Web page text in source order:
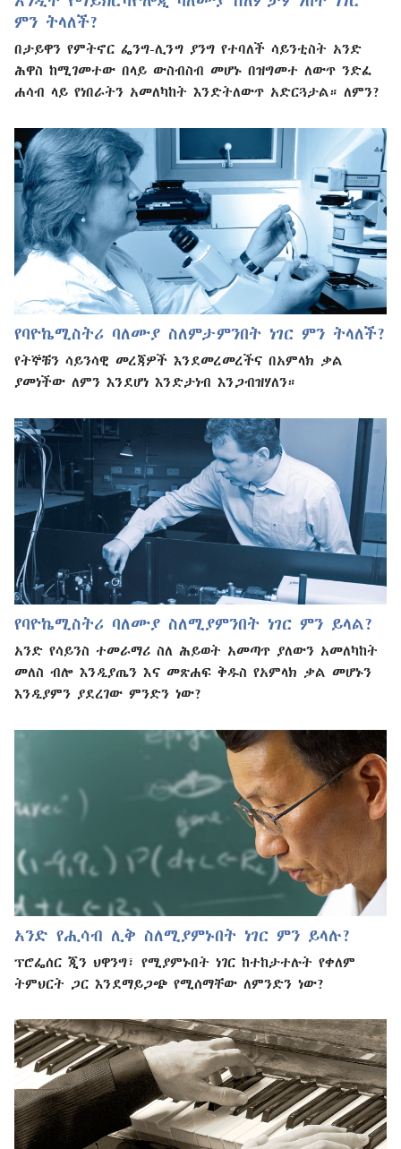
ምን ትላለች?
በታይዋን የምትኖር ፌንግ-ሊንግ ያንግ የተባለች ሳይንቲስት አንድ
ሕዋስ ከሚገመተው በላይ ውስብስብ መሆኑ በዝግመተ ለውጥ ንድፈ
ሐሳብ ላይ የነበራትን አመለካከት እንድትለውጥ አድርጓታል። ለምን?
የባዮኬሚስትሪ ባለሙያ ስለምታምንበት ነገር ምን ትላለች?
የትኞቹን ሳይንሳዊ መረጃዎች እንደመረመረችና በአምላክ ቃል
ያመነችው ለምን እንደሆነ እንድታነብ እንጋብዝሃለን።
የባዮኬሚስትሪ ባለሙያ ስለሚያምንበት ነገር ምን ይላል?
አንድ የሳይንስ ተመራማሪ ስለ ሕይወት አመጣጥ ያለውን አመለካከት
መለስ ብሎ እንዲያጤን እና መጽሐፍ ቅዱስ የአምላክ ቃል መሆኑን
እንዲያምን ያደረገው ምንድን ነው?
አንድ የሒሳብ ሊቅ ስለሚያምኑበት ነገር ምን ይላሉ?
ፕሮፌሰር ጂን ህዋንግ፣ የሚያምኑበት ነገር ከተከታተሉት የቀለም
ትምህርት ጋር እንደማይጋጭ የሚሰማቸው ለምንድን ነው?